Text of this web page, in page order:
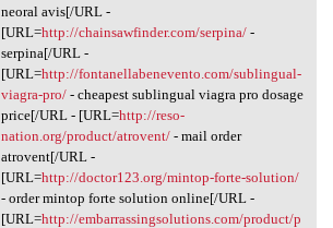
neoral avis[/URL -
[URL=http://chainsawfinder.com/serpina/-
serpina[/URL -
[URL=http://fontanellabenevento.com/sublingual-
viagra-pro/- cheapest sublingual viagra pro dosage
price[/URL - [URL=http://reso-
nation.org/product/atrovent/- mail order
atrovent[/URL -
[URL=http://doctor123.org/mintop-forte-solution/
- order mintop forte solution online[/URL -
[URL=http://embarrassingsolutions.com/product/p